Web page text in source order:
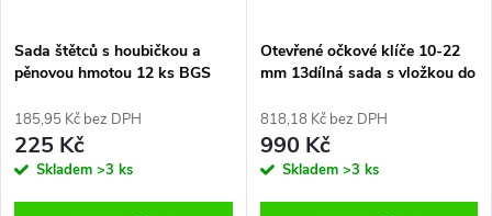
Sada štětců s houbičkou a
pěnovou hmotou 12 ks BGS
185,95 Kč bez DPH
225 Kč
Skladem >3 ks
Otevřené očkové klíče 10-22
mm 13dílná sada s vložkou do
818,18 Kč bez DPH
990 Kč
Skladem >3 ks